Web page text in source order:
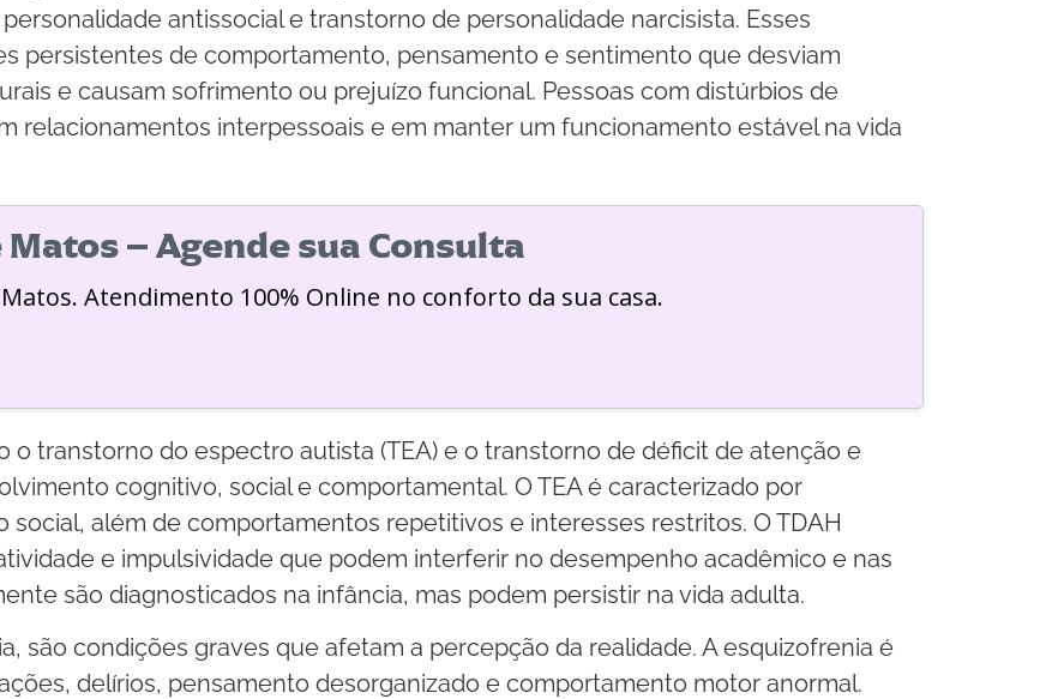
antissocial e transtorno de personalidade narcisista. Esses
persistentes de comportamento, pensamento e sentimento que desviam
e causam sofrimento ou prejuízo funcional. Pessoas com distúrbios de
relacionamentos interpessoais e em manter um funcionamento estável na vida
– Agende sua Consulta
Atendimento 100% Online no conforto da sua casa.
transtorno do espectro autista (TEA) e o transtorno de déficit de atenção e
cognitivo, social e comportamental. O TEA é caracterizado por
além de comportamentos repetitivos e interesses restritos. O TDAH
e impulsividade que podem interferir no desempenho acadêmico e nas
são diagnosticados na infância, mas podem persistir na vida adulta.
são condições graves que afetam a percepção da realidade. A esquizofrenia é
delírios, pensamento desorganizado e comportamento motor anormal.